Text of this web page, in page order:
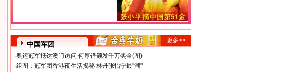
中国军团
更多>>
·奥运冠军抵达澳门访问 何厚铧颁发千万奖金(图)
·组图：冠军团香港夜生活揭秘 林丹张怡宁最"潮"